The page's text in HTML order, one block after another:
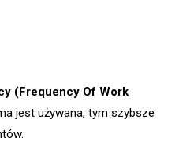
(Frequency Of Work
jest używana, tym szybsze